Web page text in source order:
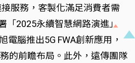
服務，客製化滿足消費者需
「2025永續智慧網路演進」
電腦推出5G FWA創新應用，
的前瞻布局。此外，遠傳團隊